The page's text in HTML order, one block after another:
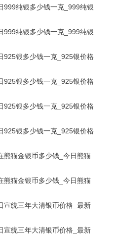
纯银多少钱一克_999纯银
纯银多少钱一克_999纯银
银多少钱一克_925银价格
银多少钱一克_925银价格
银多少钱一克_925银价格
银多少钱一克_925银价格
猫金银币多少钱_今日熊猫
猫金银币多少钱_今日熊猫
统三年大清银币价格_最新
统三年大清银币价格_最新